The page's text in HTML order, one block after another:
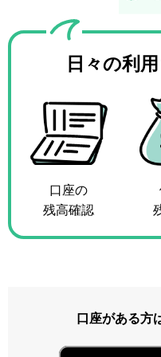
日々の利
口座の
残高確認
口座がある方